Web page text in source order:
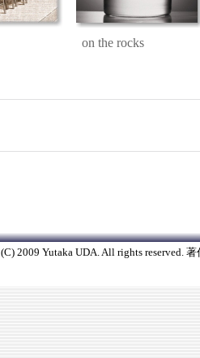
on the rocks
2009 Yutaka UDA. All rights reserved.